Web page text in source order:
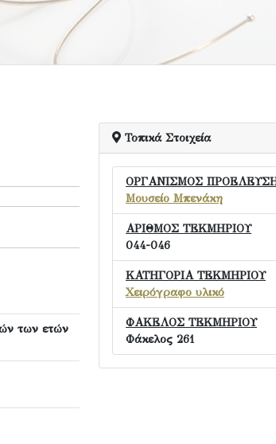
των ετών
Τοπικά Στοιχεία
ΟΡΓΑΝΙΣΜΟΣ
Μουσείο Μπενάκη
ΑΡΙΘΜΟΣ ΤΕΚΜΗΡΙΟΥ
044-046
ΚΑΤΗΓΟΡΙΑ ΤΕΚΜΗΡΙΟΥ
Χειρόγραφο υλικό
ΦΑΚΕΛΟΣ ΤΕΚΜΗΡΙΟΥ
Φάκελος 261